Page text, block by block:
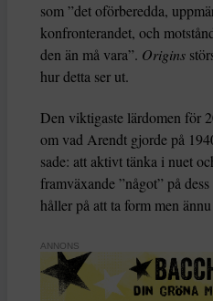
som ”det oförberedda,
konfronterandet, och
den än må vara”. Origins
hur detta ser ut.
Den viktigaste lärdomen för
om vad Arendt gjorde på
sade: att aktivt tänka i nuet
framväxande ”något” på
håller på att ta form men
ANNONS